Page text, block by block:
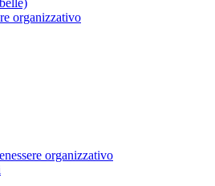
organizzativo
organizzativo